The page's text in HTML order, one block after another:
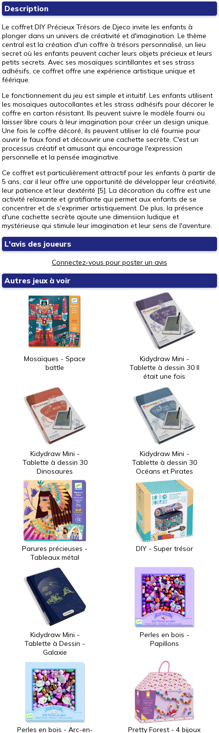
Description
Le coffret DIY Précieux Trésors de Djeco invite les enfants à
plonger dans un univers de créativité et d'imagination. Le thème
central est la création d'un coffre à trésors personnalisé, un lieu
secret où les enfants peuvent cacher leurs objets précieux et leurs
petits secrets. Avec ses mosaïques scintillantes et ses strass
adhésifs, ce coffret offre une expérience artistique unique et
féérique.
Le fonctionnement du jeu est simple et intuitif. Les enfants utilisent
les mosaïques autocollantes et les strass adhésifs pour décorer le
coffre en carton résistant. Ils peuvent suivre le modèle fourni ou
laisser libre cours à leur imagination pour créer un design unique.
Une fois le coffre décoré, ils peuvent utiliser la clé fournie pour
ouvrir le faux fond et découvrir une cachette secrète. C'est un
processus créatif et amusant qui encourage l'expression
personnelle et la pensée imaginative.
Ce coffret est particulièrement attractif pour les enfants à partir de
5 ans, car il leur offre une opportunité de développer leur créativité,
leur patience et leur dextérité [5]. La décoration du coffre est une
activité relaxante et gratifiante qui permet aux enfants de se
concentrer et de s'exprimer artistiquement. De plus, la présence
d'une cachette secrète ajoute une dimension ludique et
mystérieuse qui stimule leur imagination et leur sens de l'aventure.
L'avis des joueurs
Connectez-vous pour poster un avis
Autres jeux à voir
Mosaïques - Space
battle
Kidydraw Mini -
Tablette à dessin 30 Il
était une fois
Kidydraw Mini -
Tablette à dessin 30
Dinosaures
Kidydraw Mini -
Tablette à dessin 30
Océans et Pirates
Parures précieuses -
Tableaux métal
DIY - Super trésor
Kidydraw Mini -
Tablette à Dessin -
Galaxie
Perles en bois -
Papillons
Perles en bois - Arc-en-
Pretty Forest - 4 bijoux